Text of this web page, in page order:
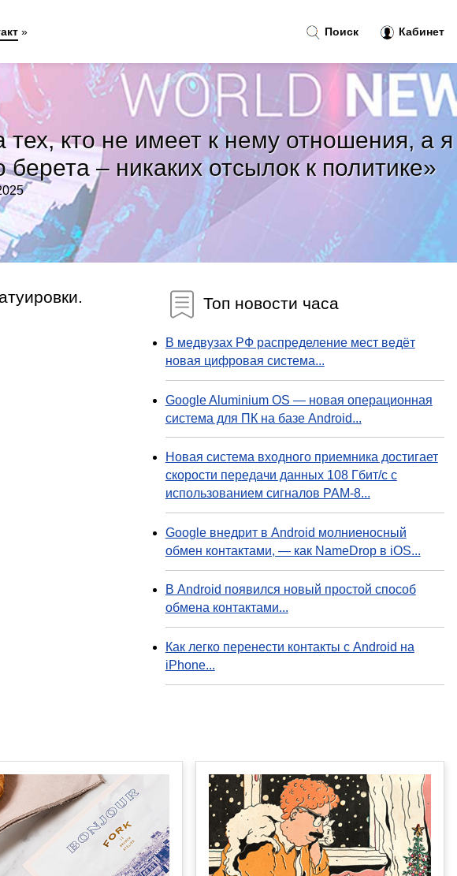
кто не имеет к нему отношения, а я
– никаких отсылок к политике»
Топ новости часа
В медвузах РФ распределение мест ведёт
новая цифровая система...
Google Aluminium OS — новая операционная
система для ПК на базе Android...
Новая система входного приемника достигает
скорости передачи данных 108 Гбит/с с
использованием сигналов PAM-8...
Google внедрит в Android молниеносный
обмен контактами, — как NameDrop в iOS...
В Android появился новый простой способ
обмена контактами...
Как легко перенести контакты с Android на
iPhone...
Поиск Кабинет
»